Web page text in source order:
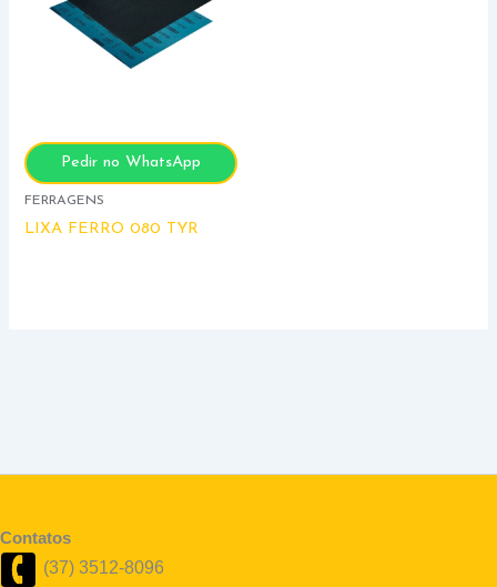
Pedir no WhatsApp
FERRAGENS
LIXA FERRO 080 TYR
Contatos
(37) 3512-8096